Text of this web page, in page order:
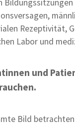
Rezeptivität,
Labor und
und
Bild